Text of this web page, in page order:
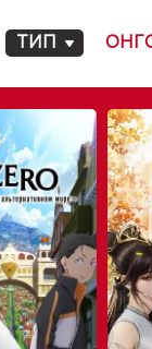
ТИП